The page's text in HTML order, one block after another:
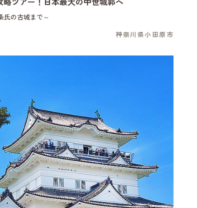
略ツアー！日本最大の中世城郭へ
氏の古城まで～
神奈川県小田原市